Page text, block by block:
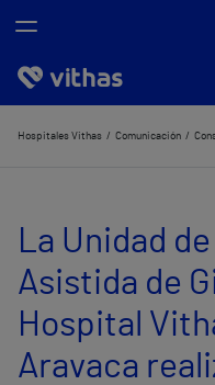
Nosotros
Servicios de salud
Equipo médico y asistencial
Información útil
Hospitales Vithas Comunicación
La Unidad
Asistida de
Hospital
Aravaca